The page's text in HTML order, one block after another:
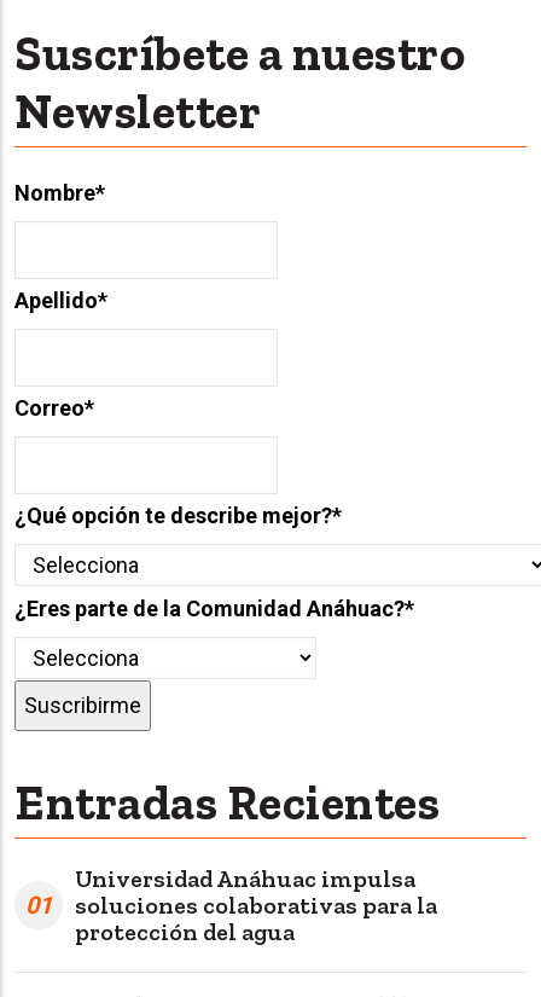
Suscríbete a nuestro
Newsletter
Nombre*
Apellido*
Correo*
¿Qué opción te describe mejor?*
¿Eres parte de la Comunidad Anáhuac?*
Entradas Recientes
01
Universidad Anáhuac impulsa
soluciones colaborativas para la
protección del agua